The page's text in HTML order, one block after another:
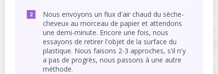
Nous envoyons un flux d'air chaud du sèche-
cheveux au morceau de papier et attendons
une demi-minute. Encore une fois, nous
essayons de retirer l'objet de la surface du
plastique. Nous faisons 2-3 approches, s'il n'y
a pas de progrès, nous passons à une autre
méthode.